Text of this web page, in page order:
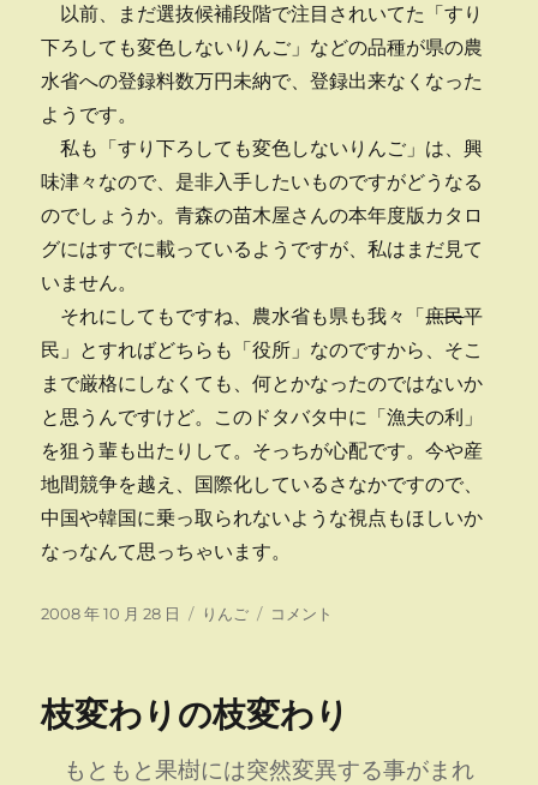
以前、まだ選抜候補段階で注目されいてた「すり
下ろしても変色しないりんご」などの品種が県の農
水省への登録料数万円未納で、登録出来なくなった
ようです。
私も「すり下ろしても変色しないりんご」は、興
味津々なので、是非入手したいものですがどうなる
のでしょうか。青森の苗木屋さんの本年度版カタロ
グにはすでに載っているようですが、私はまだ見て
いません。
それにしてもですね、農水省も県も我々「庶民平
民」とすればどちらも「役所」なのですから、そこ
まで厳格にしなくても、何とかなったのではないか
と思うんですけど。このドタバタ中に「漁夫の利」
を狙う輩も出たりして。そっちが心配です。今や産
地間競争を越え、国際化しているさなかですので、
中国や韓国に乗っ取られないような視点もほしいか
なっなんて思っちゃいます。
投
2008 年 10 月 28 日
カ
ー
りんご
登
納
登
コメント
枝変わりの枝変わり
もともと果樹には突然変異する事がまれ